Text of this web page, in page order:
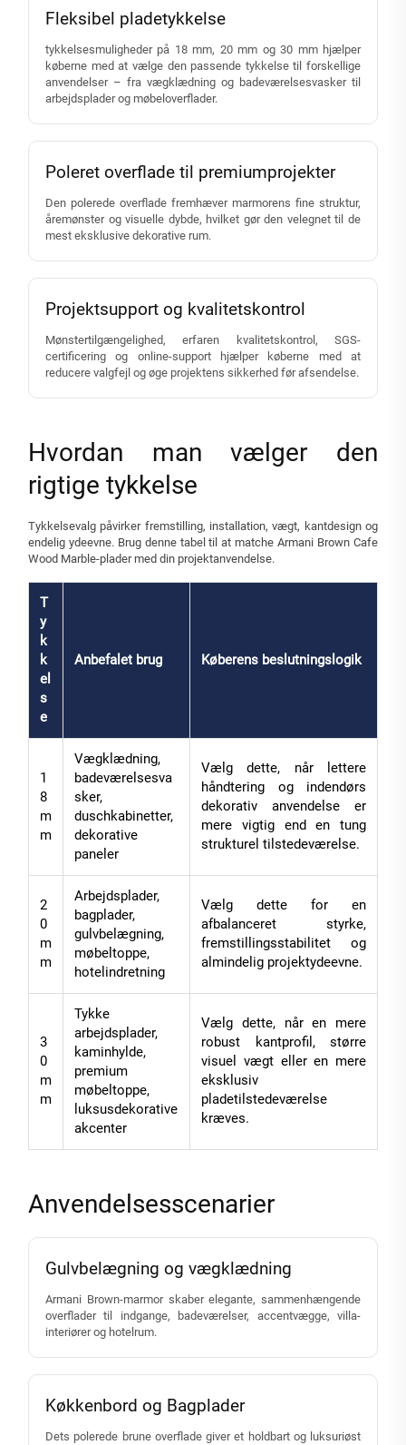
Fleksibel pladetykkelse
tykkelsesmuligheder på 18 mm, 20 mm og 30 mm hjælper
køberne med at vælge den passende tykkelse til forskellige
anvendelser – fra vægklædning og badeværelsesvasker til
arbejdsplader og møbeloverflader.
Poleret overflade til premiumprojekter
Den polerede overflade fremhæver marmorens fine struktur,
åremønster og visuelle dybde, hvilket gør den velegnet til de
mest eksklusive dekorative rum.
Projektsupport og kvalitetskontrol
Mønstertilgængelighed, erfaren kvalitetskontrol, SGS-
certificering og online-support hjælper køberne med at
reducere valgfejl og øge projektens sikkerhed før afsendelse.
Hvordan man vælger den
rigtige tykkelse
Tykkelsevalg påvirker fremstilling, installation, vægt, kantdesign og
endelig ydeevne. Brug denne tabel til at matche Armani Brown Cafe
Wood Marble-plader med din projektanvendelse.
T
y
k
k
el
s
e
Anbefalet brug Køberens beslutningslogik
1
8
m
m
Vægklædning,
badeværelsesva
sker,
duschkabinetter,
dekorative
paneler
Vælg dette, når lettere
håndtering og indendørs
dekorativ anvendelse er
mere vigtig end en tung
strukturel tilstedeværelse.
2
0
m
m
Arbejdsplader,
bagplader,
gulvbelægning,
møbeltoppe,
hotelindretning
Vælg dette for en
afbalanceret styrke,
fremstillingsstabilitet og
almindelig projektydeevne.
3
0
m
m
Tykke
arbejdsplader,
kaminhylde,
premium
møbeltoppe,
luksusdekorative
akcenter
Vælg dette, når en mere
robust kantprofil, større
visuel vægt eller en mere
eksklusiv
pladetilstedeværelse
kræves.
Anvendelsesscenarier
Gulvbelægning og vægklædning
Armani Brown-marmor skaber elegante, sammenhængende
overflader til indgange, badeværelser, accentvægge, villa-
interiører og hotelrum.
Køkkenbord og Bagplader
Dets polerede brune overflade giver et holdbart og luksuriøst